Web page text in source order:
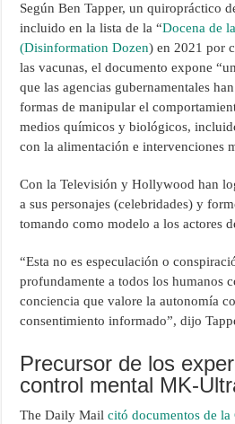
Según Ben Tapper, un quiropráctico
incluido en la lista de la “Docena de
(Disinformation Dozen) en 2021 por
las vacunas, el documento expone
que las agencias gubernamentales
formas de manipular el
medios químicos y biológicos,
con la alimentación e intervenciones
Con la Televisión y Hollywood han
a sus personajes (celebridades) y
tomando como modelo a los actores
“Esta no es especulación o
profundamente a todos los humanos
conciencia que valore la autonomía
consentimiento informado”, dijo
Precursor de los
control mental MK-
The Daily Mailcitó documentos de la